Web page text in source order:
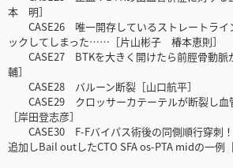
本 明］
CASE26 唯一開存しているストレートライ
ックしてしまった……［片山彬子 椿本恵則］
CASE27 BTKを大きく開けたら前脛骨動脈
輔］
CASE28 バルーン断裂［山口航平］
CASE29 クロッサーカテーテルが断裂し血
［岸田登志彦］
CASE30 F-Fバイパス術後の同側順行穿刺
追加しBail outしたCTO SFA os-PTA midの一例